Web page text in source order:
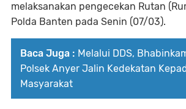
melaksanakan pengecekan Rutan
Polda Banten pada Senin (07/03).
Baca Juga : Melalui DDS,
Polsek Anyer Jalin Kedekatan
Masyarakat